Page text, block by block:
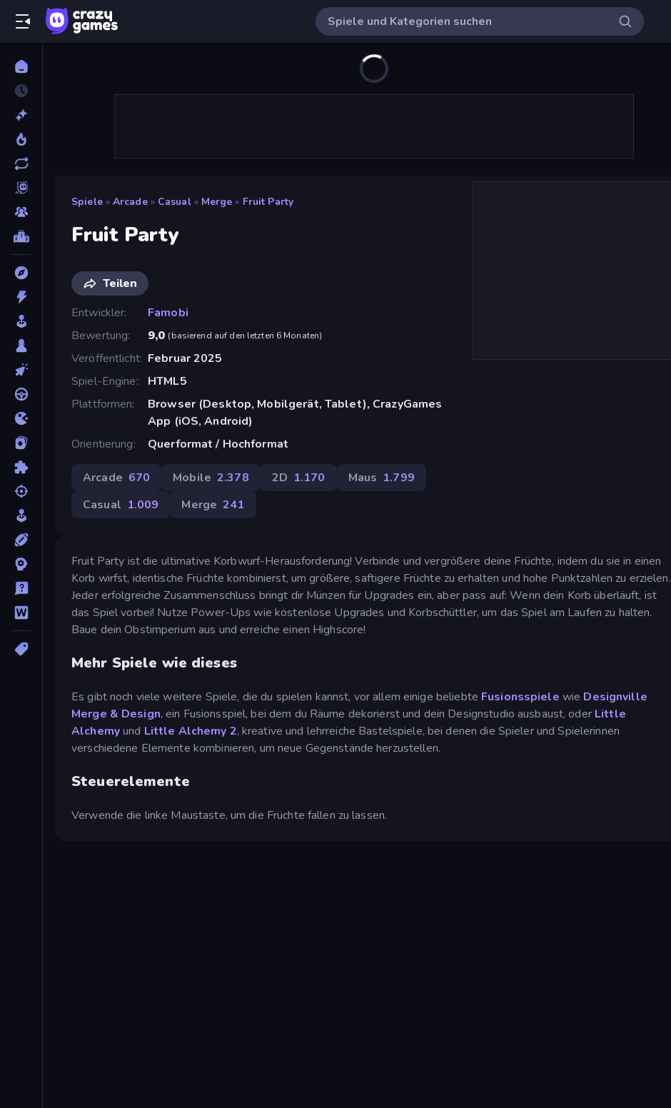
Spiele » Arcade » Casual » Merge » Fruit Party
Fruit Party
Teilen
Entwickler
Famobi
Bewertung
9,0 (basierend auf den letzten 6 Monaten)
Veröffentlicht Februar 2025
Spiel-Engine
HTML5
Plattformen
Browser (Desktop, Mobilgerät, Tablet), CrazyGames
App (iOS, Android)
Orientierung
Querformat / Hochformat
Arcade 670 Mobile 2.378 2D 1.170 Maus 1.799
Casual 1.009 Merge 241
Fruit Party ist die ultimative Korbwurf-Herausforderung! Verbinde und vergrößere deine Früchte, indem du sie in einen
Korb wirfst, identische Früchte kombinierst, um größere, saftigere Früchte zu erhalten und hohe Punktzahlen zu erzielen.
Jeder erfolgreiche Zusammenschluss bringt dir Münzen für Upgrades ein, aber pass auf: Wenn dein Korb überläuft, ist
das Spiel vorbei! Nutze Power-Ups wie kostenlose Upgrades und Korbschüttler, um das Spiel am Laufen zu halten.
Baue dein Obstimperium aus und erreiche einen Highscore!
Mehr Spiele wie dieses
Es gibt noch viele weitere Spiele, die du spielen kannst, vor allem einige beliebte Fusionsspiele wie Designville
Merge & Design, ein Fusionsspiel, bei dem du Räume dekorierst und dein Designstudio ausbaust, oder Little
Alchemyund Little Alchemy 2, kreative und lehrreiche Bastelspiele, bei denen die Spieler und Spielerinnen
verschiedene Elemente kombinieren, um neue Gegenstände herzustellen.
Steuerelemente
Verwende die linke Maustaste, um die Früchte fallen zu lassen.